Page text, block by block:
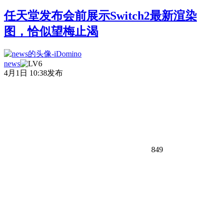
任天堂发布会前展示Switch2最新渲染
图，恰似望梅止渴
news
4月1日 10:38发布
849